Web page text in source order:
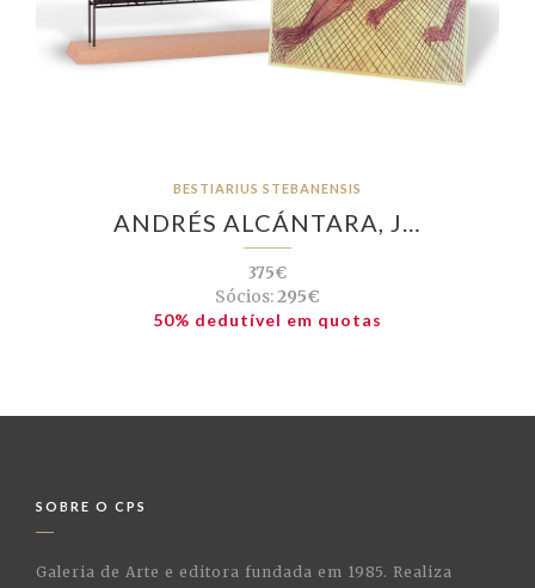
BESTIARIUS STEBANENSIS
ANDRÉS ALCÁNTARA, J…
375€
Sócios:295€
50% dedutível em quotas
SOBRE O CPS
Galeria de Arte e editora fundada em 1985. Realiza